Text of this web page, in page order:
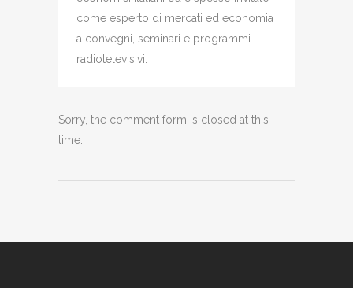
come esperto di mercati ed economia
a convegni, seminari e programmi
radiotelevisivi.
Sorry, the comment form is closed at this
time.